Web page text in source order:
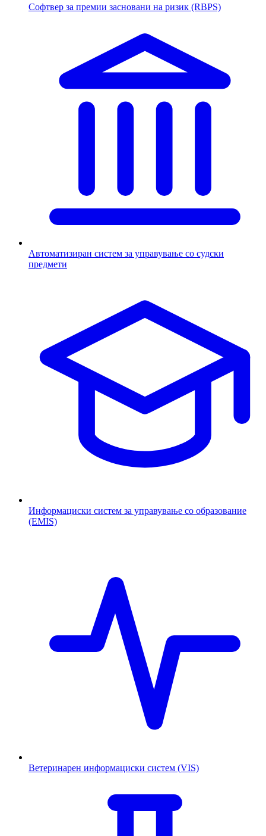
Софтвер за премии засновани на ризик (RBPS)
Автоматизиран систем за управување со судски
предмети
Информациски систем за управување со образование
(EMIS)
Ветеринарен информациски систем (VIS)